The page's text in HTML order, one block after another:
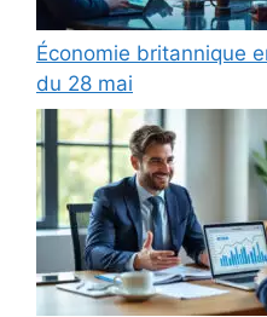
Économie britannique
du 28 mai